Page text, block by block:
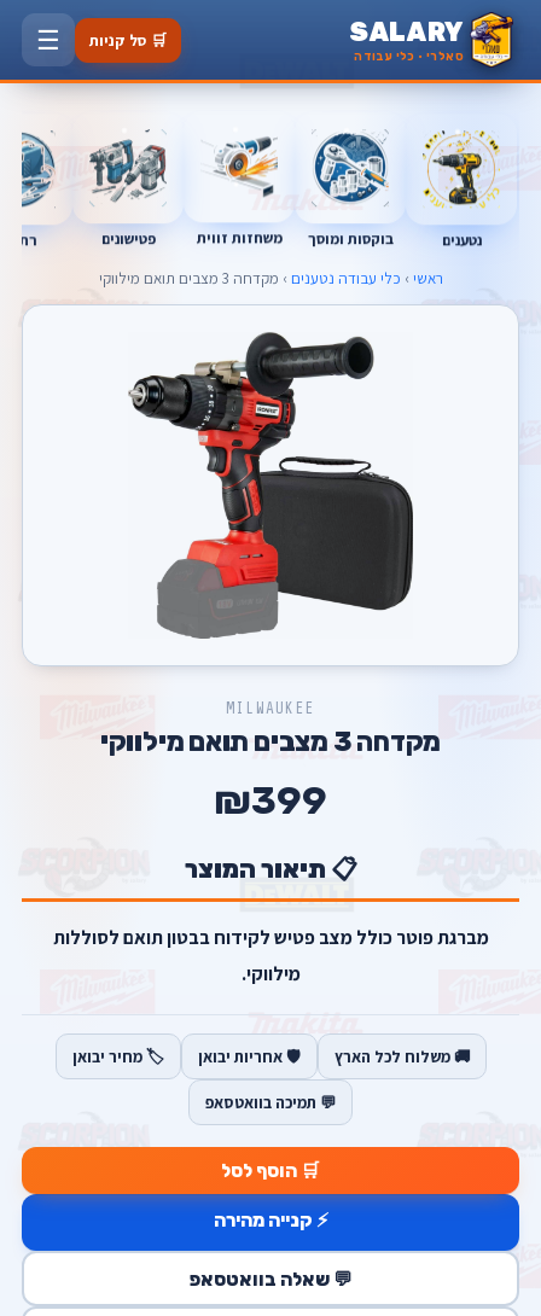
SALARY
סאלרי · כלי עבודה
🛒 סל קניות ☰
נטענים בוקסות ומוסך משחזות זווית פטישונים
ראשי › כלי עבודה נטענים › מקדחה 3 מצבים תואם מילווקי
MILWAUKEE
מקדחה 3 מצבים תואם מילווקי
₪399
📋 תיאור המוצר
מברגת פוטר כולל מצב פטיש לקידוח בבטון תואם לסוללות
מילווקי.
🚚 משלוח לכל הארץ 🛡️ אחריות יבואן 🏷️ מחיר יבואן
💬 תמיכה בוואטסאפ
🛒 הוסף לסל
⚡ קנייה מהירה
💬 שאלה בוואטסאפ